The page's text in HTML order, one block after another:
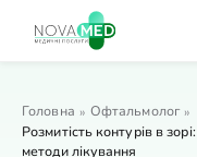
Головна » Офтальмолог »
Розмитість контурів в
методи лікування